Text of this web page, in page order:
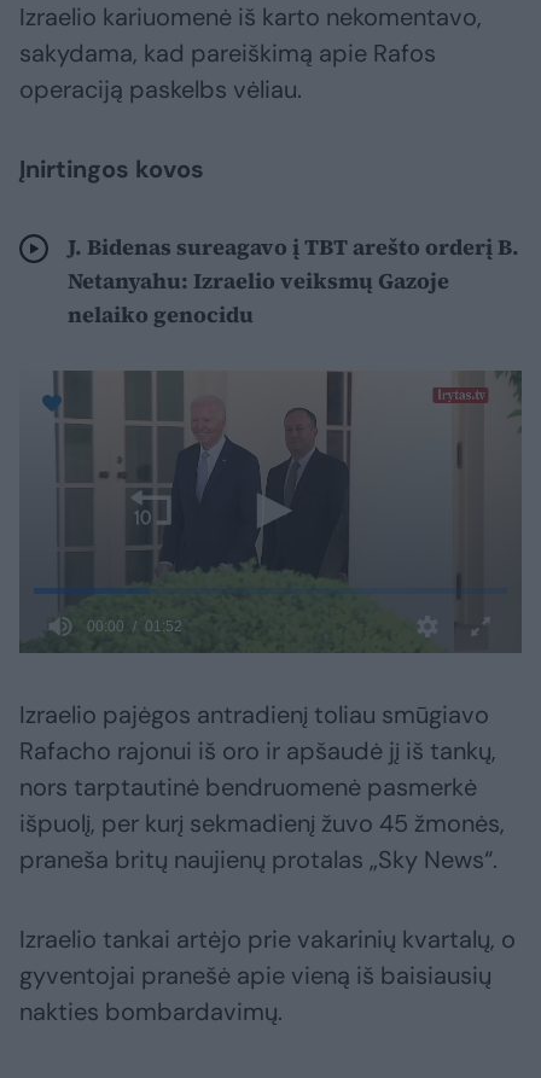
Izraelio kariuomenė iš karto nekomentavo,
sakydama, kad pareiškimą apie Rafos
operaciją paskelbs vėliau.
Įnirtingos kovos
J. Bidenas sureagavo į TBT arešto orderį B.
Netanyahu: Izraelio veiksmų Gazoje
nelaiko genocidu
Izraelio pajėgos antradienį toliau smūgiavo
Rafacho rajonui iš oro ir apšaudė jį iš tankų,
nors tarptautinė bendruomenė pasmerkė
išpuolį, per kurį sekmadienį žuvo 45 žmonės,
praneša britų naujienų protalas „Sky News“.
Izraelio tankai artėjo prie vakarinių kvartalų, o
gyventojai pranešė apie vieną iš baisiausių
nakties bombardavimų.